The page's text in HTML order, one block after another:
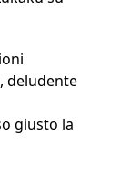
, deludente
giusto la